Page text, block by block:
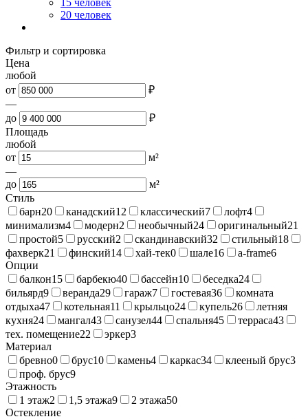
20 человек
Фильтр и сортировка
Цена
любой
от
₽
—
до
₽
Площадь
любой
от
м²
—
до
м²
Стиль
барн20 канадский12 классический7 лофт4
минимализм4 модерн2 необычный24 оригинальный21
простой5 русский2 скандинавский32 стильный18
фахверк21 финский14 хай-тек0 шале16 a-frame6
Опции
балкон15 барбекю40 бассейн10 беседка24
бильярд9 веранда29 гараж7 гостевая36
комната
отдыха47 котельная11 крыльцо24 купель26
летняя
кухня24 мангал43 санузел44 спальня45 терраса43
тех. помещение22 эркер3
Материал
бревно0 брус10 камень4 каркас34 клееный брус3
проф. брус9
Этажность
1 этаж2 1,5 этажа9 2 этажа50
Остекление